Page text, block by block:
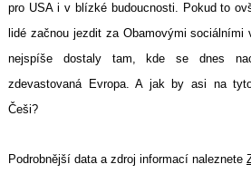
pro USA i v blízké budoucnosti. Pokud to
lidé začnou jezdit za Obamovými sociálními
nejspíše dostaly tam, kde se dnes
zdevastovaná Evropa. A jak by asi na
Češi?
Podrobnější data a zdroj informací naleznete